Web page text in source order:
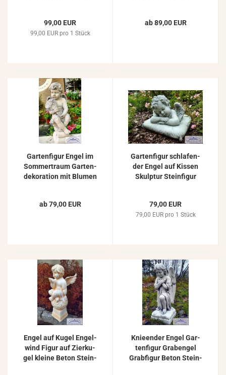
99,00 EUR
99,00 EUR pro 1 Stück
ab 89,00 EUR
Gar­ten­fi­gur Engel im
Som­mer­traum Gar­ten­
de­ko­ra­ti­on mit Blu­men
ab 79,00 EUR
Gar­ten­fi­gur schla­fen­
der Engel auf Kis­sen
Skulp­tur Stein­fi­gur
79,00 EUR
79,00 EUR pro 1 Stück
Engel auf Kugel En­gel­
wind Figur auf Zier­ku­
gel klei­ne Beton Stein­
Knie­en­der Engel Gar­
ten­fi­gur Gra­ben­gel
Grab­fi­gur Beton Stein­